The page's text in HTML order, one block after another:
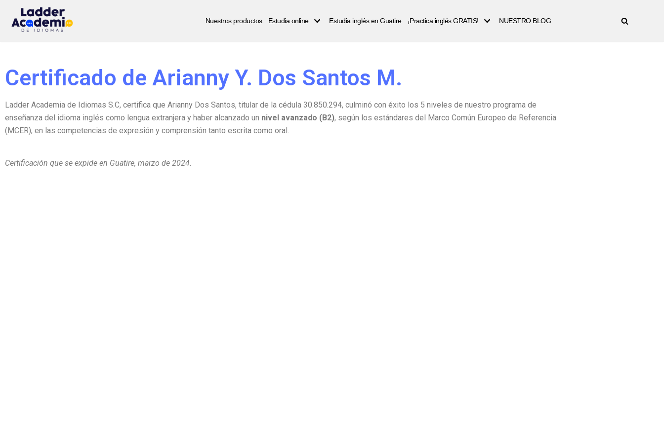
Saltar
Nuestros productos Estudia online Estudia inglés en Guatire ¡Practica inglés GRATIS! NUESTRO BLOG
Certificado de Arianny Y. Dos Santos M.
Ladder Academia de Idiomas S.C, certifica que Arianny Dos Santos, titular de la cédula 30.850.294, culminó con éxito los 5 niveles de nuestro programa de
enseñanza del idioma inglés como lengua extranjera y haber alcanzado un nivel avanzado (B2), según los estándares del Marco Común Europeo de Referencia
(MCER), en las competencias de expresión y comprensión tanto escrita como oral.
Certificación que se expide en Guatire, marzo de 2024.